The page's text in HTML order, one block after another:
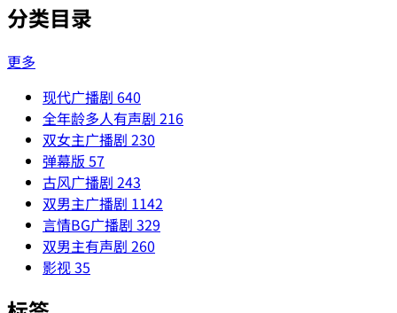
分类目录
更多
现代广播剧 640
全年龄多人有声剧 216
双女主广播剧 230
弹幕版 57
古风广播剧 243
双男主广播剧 1142
言情BG广播剧 329
双男主有声剧 260
影视35